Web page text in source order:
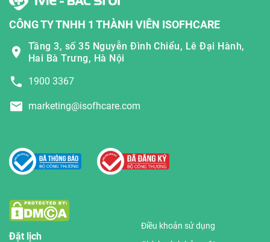
CÔNG TY TNHH 1 THÀNH VIÊN ISOFHCARE
Tầng 3, số 35 Nguyễn Đình Chiểu, Lê Đại Hành,
Hai Bà Trưng, Hà Nội
1900 3367
marketing@isofhcare.com
Đặt lịch
Điều khoản sử dụng